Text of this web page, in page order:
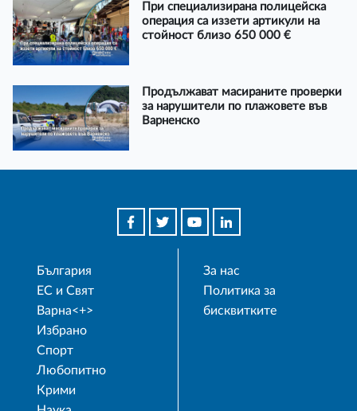
При специализирана полицейска
операция са иззети артикули на
стойност близо 650 000 €
Продължават масираните проверки
за нарушители по плажовете във
Варненско
България
ЕС и Свят
Варна<+>
Избрано
Спорт
Любопитно
Крими
За нас
Политика за
бисквитките